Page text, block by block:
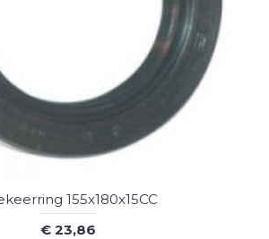
155x180x15CC
€ 23,86